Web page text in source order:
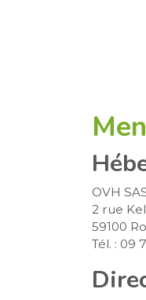
OVH
2 rue
59100
Tél. : 09